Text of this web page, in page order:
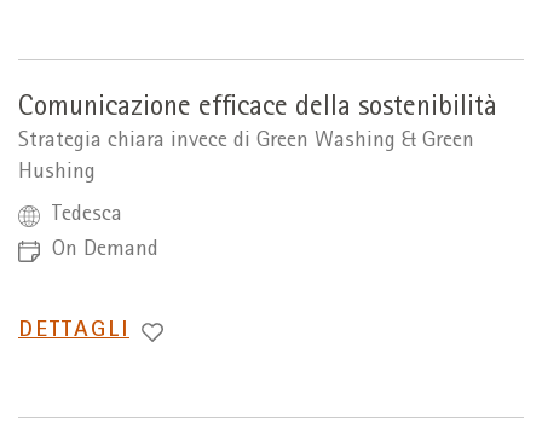
Comunicazione efficace della sostenibilità
Strategia chiara invece di Green Washing & Green
Hushing
Tedesca
On Demand
PASSA
DETTAGLI